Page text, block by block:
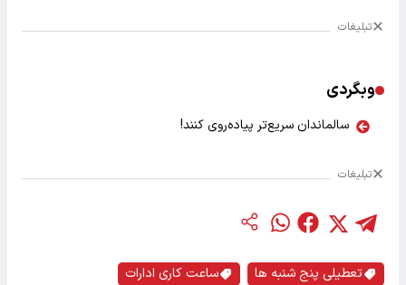
تبلیغات
وبگردی
سالماندان سریع‌تر پیاده‌روی کنند!
تبلیغات
تعطیلی پنج شنبه ها ساعت کاری ادارات